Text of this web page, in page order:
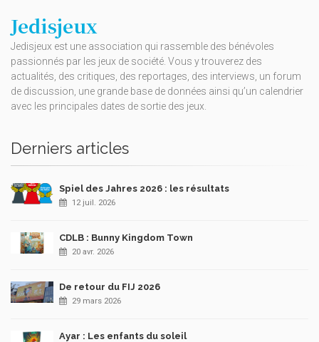
Jedisjeux
Jedisjeux est une association qui rassemble des bénévoles
passionnés par les jeux de société. Vous y trouverez des
actualités, des critiques, des reportages, des interviews, un forum
de discussion, une grande base de données ainsi qu’un calendrier
avec les principales dates de sortie des jeux.
Derniers articles
Spiel des Jahres 2026 : les résultats
12 juil. 2026
CDLB : Bunny Kingdom Town
20 avr. 2026
De retour du FIJ 2026
29 mars 2026
Ayar : Les enfants du soleil